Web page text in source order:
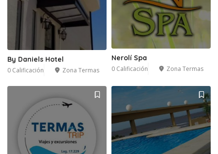
By Daniels Hotel
0 Calificación Zona Termas
Nerolí Spa
0 Calificación Zona Termas